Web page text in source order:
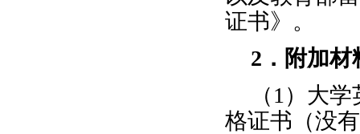
证书》。
2 ．附加材
（1 ）大学
格证书（没